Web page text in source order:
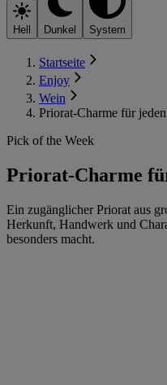
Hell Dunkel System
Startseite
Enjoy
Wein
Priorat-Charme für
Pick of the Week
Priorat-Charme
Ein zugänglicher Priorat aus
Herkunft, Handwerk und
besonders macht.